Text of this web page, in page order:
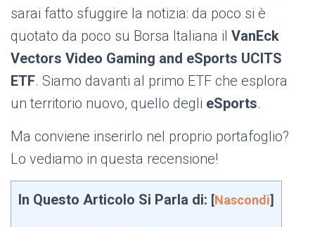
sarai fatto sfuggire la notizia: da poco si è
quotato da poco su Borsa Italiana il VanEck
Vectors Video Gaming and eSports UCITS
ETF. Siamo davanti al primo ETF che esplora
un territorio nuovo, quello degli eSports.
Ma conviene inserirlo nel proprio portafoglio?
Lo vediamo in questa recensione!
In Questo Articolo Si Parla di: [Nascondi]